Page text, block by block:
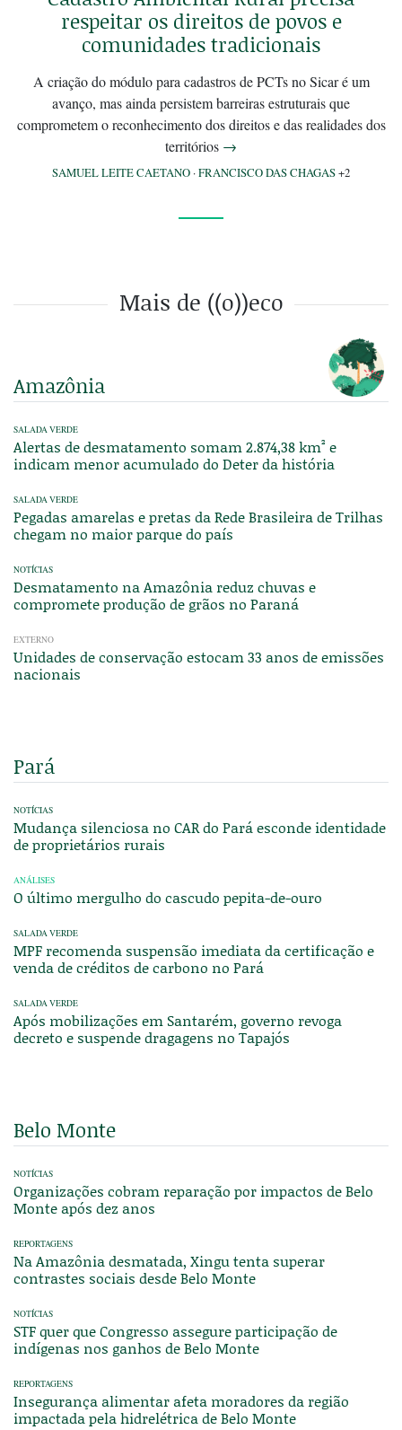
respeitar os direitos de povos e
comunidades tradicionais
A criação do módulo para cadastros de PCTs no Sicar é um
avanço, mas ainda persistem barreiras estruturais que
comprometem o reconhecimento dos direitos e das realidades dos
territórios →
SAMUEL LEITE CAETANO ·FRANCISCO DAS CHAGAS+2
Mais de ((o))eco
Amazônia
SALADA VERDE
Alertas de desmatamento somam 2.874,38 km² e
indicam menor acumulado do Deter da história
SALADA VERDE
Pegadas amarelas e pretas da Rede Brasileira de Trilhas
chegam no maior parque do país
NOTÍCIAS
Desmatamento na Amazônia reduz chuvas e
compromete produção de grãos no Paraná
EXTERNO
Unidades de conservação estocam 33 anos de emissões
nacionais
Pará
NOTÍCIAS
Mudança silenciosa no CAR do Pará esconde identidade
de proprietários rurais
ANÁLISES
O último mergulho do cascudo pepita-de-ouro
SALADA VERDE
MPF recomenda suspensão imediata da certificação e
venda de créditos de carbono no Pará
SALADA VERDE
Após mobilizações em Santarém, governo revoga
decreto e suspende dragagens no Tapajós
Belo Monte
NOTÍCIAS
Organizações cobram reparação por impactos de Belo
Monte após dez anos
REPORTAGENS
Na Amazônia desmatada, Xingu tenta superar
contrastes sociais desde Belo Monte
NOTÍCIAS
STF quer que Congresso assegure participação de
indígenas nos ganhos de Belo Monte
REPORTAGENS
Insegurança alimentar afeta moradores da região
impactada pela hidrelétrica de Belo Monte